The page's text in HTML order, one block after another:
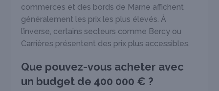
commerces et des bords de Marne affichent
généralement les prix les plus élevés. À
l’inverse, certains secteurs comme Bercy ou
Carrières présentent des prix plus accessibles.
Que pouvez-vous acheter avec
un budget de 400 000 € ?